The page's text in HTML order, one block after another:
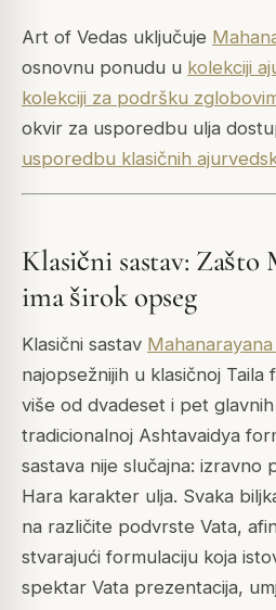
Art of Vedas uključuje
osnovnu ponudu u kolekciji
kolekciji za podršku
okvir za usporedbu ulja
usporedbu klasičnih
Klasični sastav: Zašto
ima širok opseg
Klasični sastav
najopsežnijih u klasičnoj Taila
više od dvadeset i pet
tradicionalnoj Ashtavaidya
sastava nije slučajna: izravno
Hara karakter ulja. Svaka
na različite podvrste Vata,
stvarajući formulaciju koja
spektar Vata prezentacija,